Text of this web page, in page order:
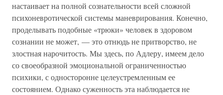
настаивает на полной сознательности всей сложной
психоневротической системы маневрирования. Конечно,
проделывать подобные «трюки» человек в здоровом
сознании не может, — это отнюдь не притворство, не
злостная нарочитость. Мы здесь, по Адлеру, имеем дело
со своеобразной эмоциональной ограниченностью
психики, с односторонне целеустремленным ее
состоянием. Однако суженность эта наблюдается не